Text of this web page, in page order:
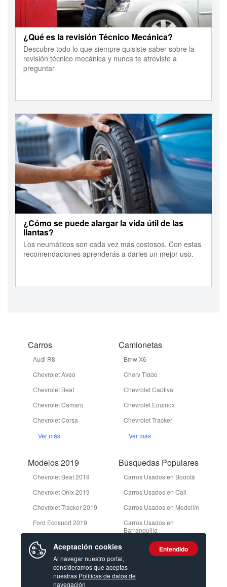
¿Qué es la revisión Técnico Mecánica?
Descubre todo lo que siempre quisiste saber sobre la
revisión técnico mecánica y nunca te atreviste a
preguntar
¿Cómo se puede alargar la vida útil de las
llantas?
Los neumáticos son cada vez más costosos. Con estas
recomendaciones aprenderás a darles un mejor uso.
Carros
Audi R8
Chevrolet Aveo
Chevrolet Beat
Chevrolet Camaro
Chevrolet Corsa
Ver más
Camionetas
Bmw X6
Chery Tiggo
Chevrolet Captiva
Chevrolet Equinox
Chevrolet Tracker
Ver más
Modelos 2019
Chevrolet Beat 2019
Chevrolet Onix 2019
Chevrolet Tracker 2019
Ford Ecosport 2019
Ver más
Búsquedas Populares
Carros Usados en Bogotá
Carros Usados en Cali
Carros Usados en Medellín
Carros Usados en
Barranquilla
Camionetas Usadas en
Aceptación cookies
Al navegar nuestro portal,
consideramos que aceptas
nuestras Políticas de datos de
navegación
Entendido